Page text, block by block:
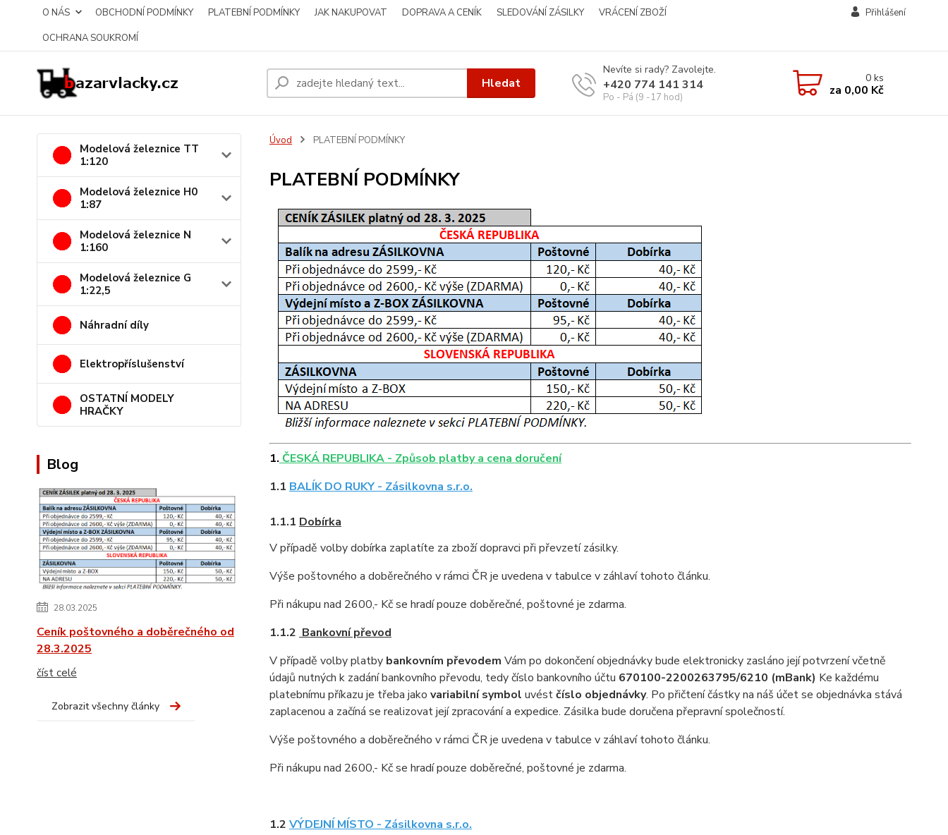
O NÁS OBCHODNÍ PODMÍNKY PLATEBNÍ PODMÍNKY JAK NAKUPOVAT DOPRAVA A CENÍK SLEDOVÁNÍ ZÁSILKY
VRÁCENÍ ZBOŽÍ
OCHRANA SOUKROMÍ
Přihlášení
Hledat
Nevíte si rady? Zavolejte.
+420 774 141 314
Po - Pá (9 -17 hod)
0ks
za 0,00 Kč
Modelová železnice TT
1:120
Modelová železnice H0
1:87
Modelová železnice N
1:160
Modelová železnice G
1:22,5
Náhradní díly
Elektropříslušenství
OSTATNÍ MODELY
HRAČKY
Blog
28.03.2025
Ceník poštovného a doběrečného od
28.3.2025
číst celé
Zobrazit všechny články
Úvod PLATEBNÍ PODMÍNKY
PLATEBNÍ PODMÍNKY
1. ČESKÁ REPUBLIKA - Způsob platby a cena doručení
1.1 BALÍK DO RUKY - Zásilkovna s.r.o.
1.1.1 Dobírka
V případě volby dobírka zaplatíte za zboží dopravci při převzetí zásilky.
Výše poštovného a doběrečného v rámci ČR je uvedena v tabulce v záhlaví tohoto článku.
Při nákupu nad 2600,- Kč se hradí pouze doběrečné, poštovné je zdarma.
1.1.2 Bankovní převod
V případě volby platby bankovním převodem Vám po dokončení objednávky bude elektronicky zasláno její potvrzení včetně
údajů nutných k zadání bankovního převodu, tedy číslo bankovního účtu 670100-2200263795/6210 (mBank) Ke každému
platebnímu příkazu je třeba jako variabilní symbol uvéstčíslo objednávky. Po přičtení částky na náš účet se objednávka stává
zaplacenou a začíná se realizovat její zpracování a expedice. Zásilka bude doručena přepravní společností.
Výše poštovného a doběrečného v rámci ČR je uvedena v tabulce v záhlaví tohoto článku.
Při nákupu nad 2600,- Kč se hradí pouze doběrečné, poštovné je zdarma.
1.2 VÝDEJNÍ MÍSTO - Zásilkovna s.r.o.